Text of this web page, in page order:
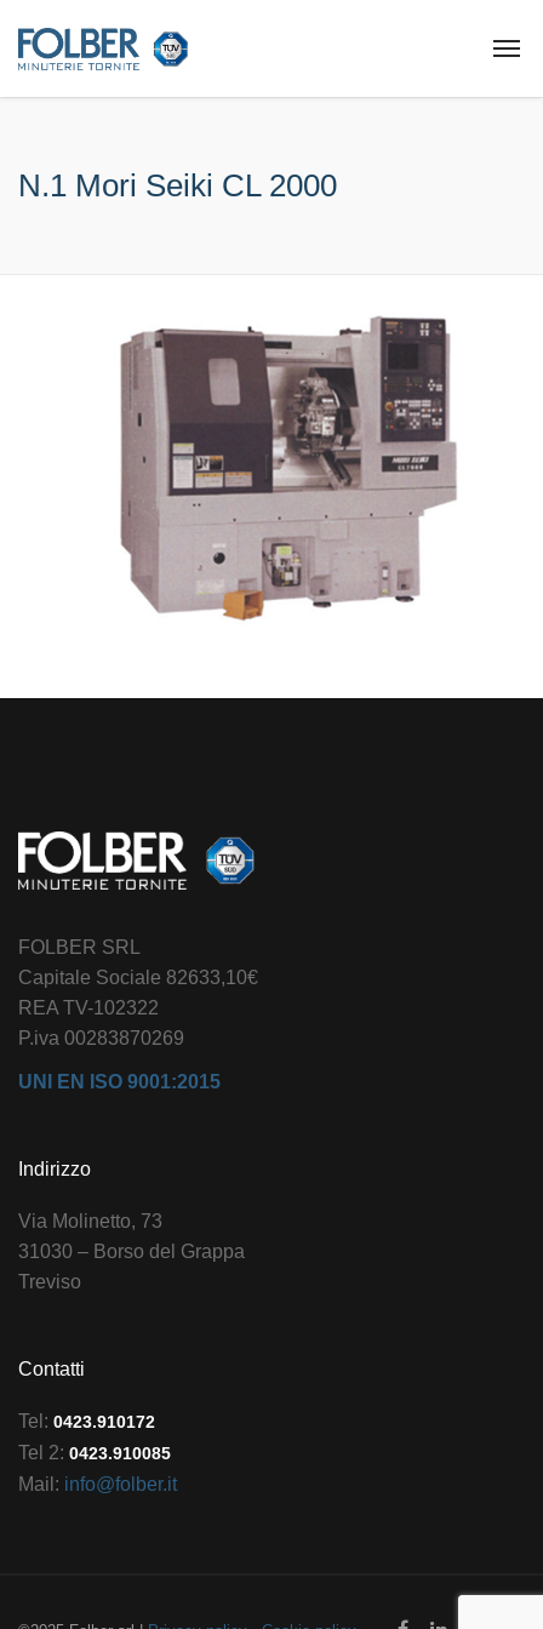
N.1 Mori Seiki CL 2000
FOLBER SRL
Capitale Sociale 82633,10€
REA TV-102322
P.iva 00283870269
UNI EN ISO 9001:2015
Indirizzo
Via Molinetto, 73
31030 – Borso del Grappa
Treviso
Contatti
Tel: 0423.910172
Tel 2: 0423.910085
Mail: info@folber.it